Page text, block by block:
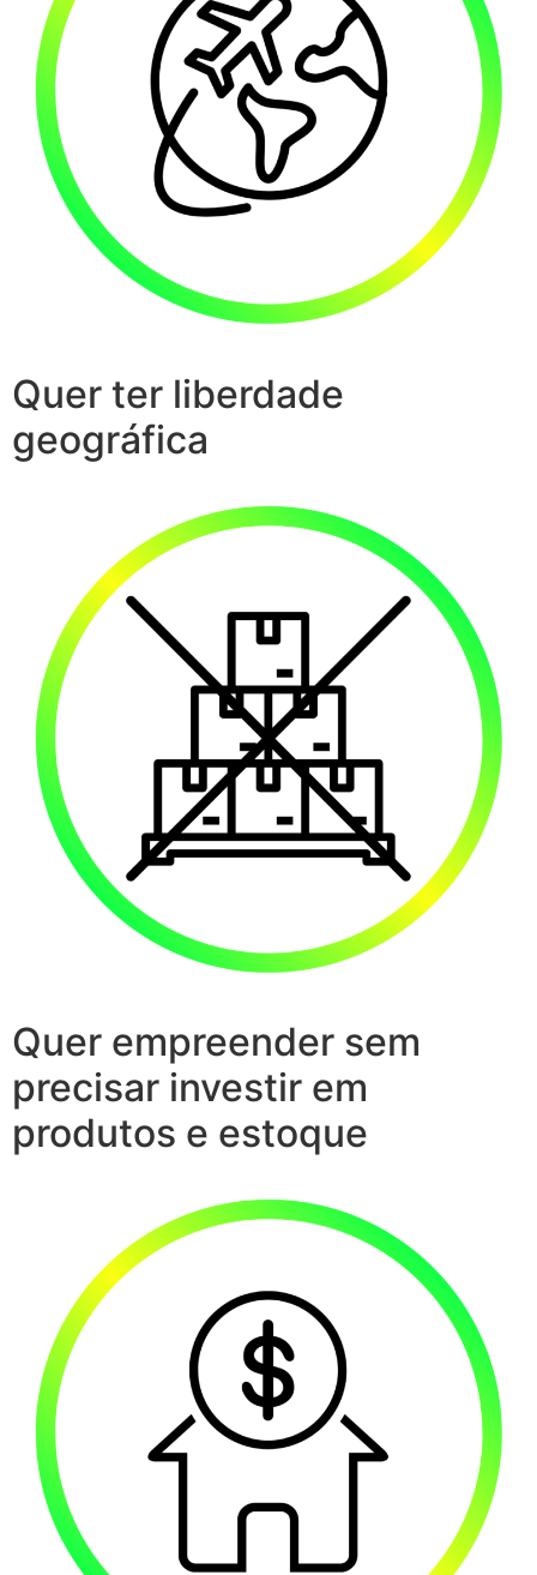
Quer ter liberdade
geográfica
Quer empreender sem
precisar investir em
produtos e estoque